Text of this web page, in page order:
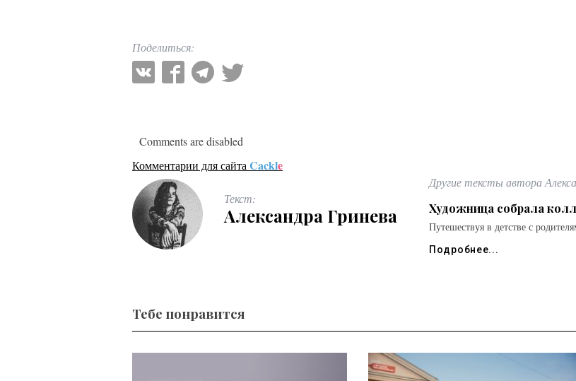
Поделиться:
Comments are disabled
Комментарии для сайта Cackle
Текст:
Александра Гринева
Другие тексты автора
Художница собрала
Путешествуя в детстве с
Подробнее...
Тебе понравится